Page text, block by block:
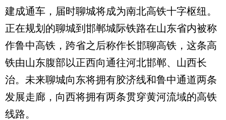
建成通车，届时聊城将成为南北高铁十字枢纽。
正在规划的聊城到邯郸城际铁路在山东省内被称
作鲁中高铁，跨省之后称作长邯聊高铁，这条高
铁由山东腹部以正西向通往河北邯郸、山西长
治。未来聊城向东将拥有胶济线和鲁中通道两条
发展走廊，向西将拥有两条贯穿黄河流域的高铁
线路。